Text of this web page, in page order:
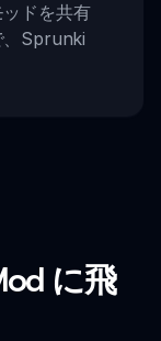
ドを共有
、Sprunki
に飛